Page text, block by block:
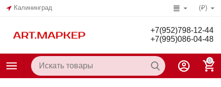
Калининград (₽)
+7(952)798-12-44
+7(995)086-04-48
0